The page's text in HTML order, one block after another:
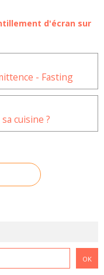
d'écran sur
- Fasting
cuisine ?